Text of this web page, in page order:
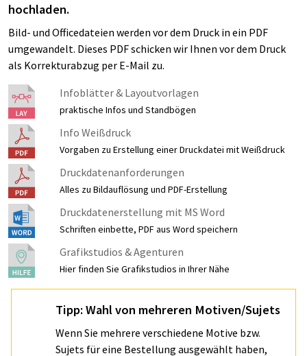
hochladen.
Bild- und Officedateien werden vor dem Druck in ein PDF
umgewandelt. Dieses PDF schicken wir Ihnen vor dem Druck
als Korrekturabzug per E-Mail zu.
Infoblätter & Layoutvorlagen
praktische Infos und Standbögen
Info Weißdruck
Vorgaben zu Erstellung einer Druckdatei mit Weißdruck
Druckdatenanforderungen
Alles zu Bildauflösung und PDF-Erstellung
Druckdatenerstellung mit MS Word
Schriften einbette, PDF aus Word speichern
Grafikstudios & Agenturen
Hier finden Sie Grafikstudios in Ihrer Nähe
Tipp: Wahl von mehreren Motiven/Sujets
Wenn Sie mehrere verschiedene Motive bzw.
Sujets für eine Bestellung ausgewählt haben,